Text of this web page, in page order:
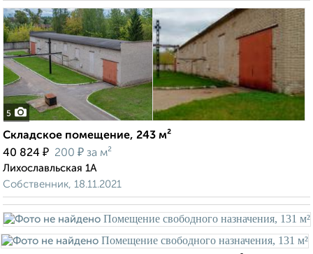
5
Складское помещение, 243 м²
40 824 ₽ 200 ₽ за м²
Лихославльская 1А
Собственник, 18.11.2021